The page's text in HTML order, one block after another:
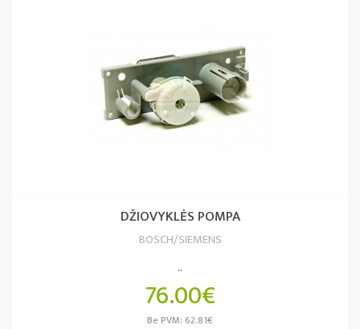
DŽIOVYKLĖS POMPA
BOSCH/SIEMENS
..
76.00€
Be PVM: 62.81€